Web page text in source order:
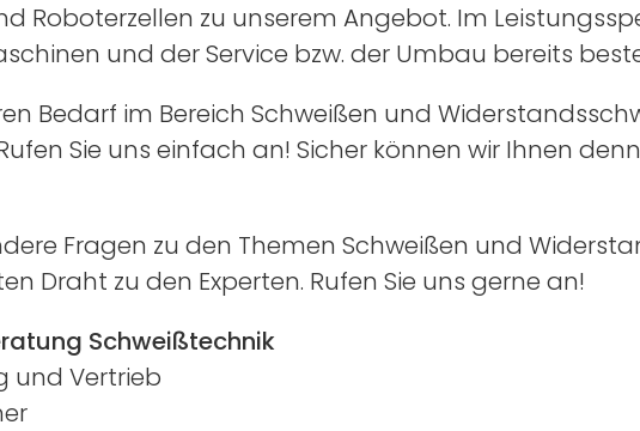
Roboterzellen zu unserem Angebot. Im
und der Service bzw. der Umbau bereits
Bedarf im Bereich Schweißen und
Sie uns einfach an! Sicher können wir Ihnen
Fragen zu den Themen Schweißen und
Draht zu den Experten. Rufen Sie uns gerne an!
Schweißtechnik
und Vertrieb